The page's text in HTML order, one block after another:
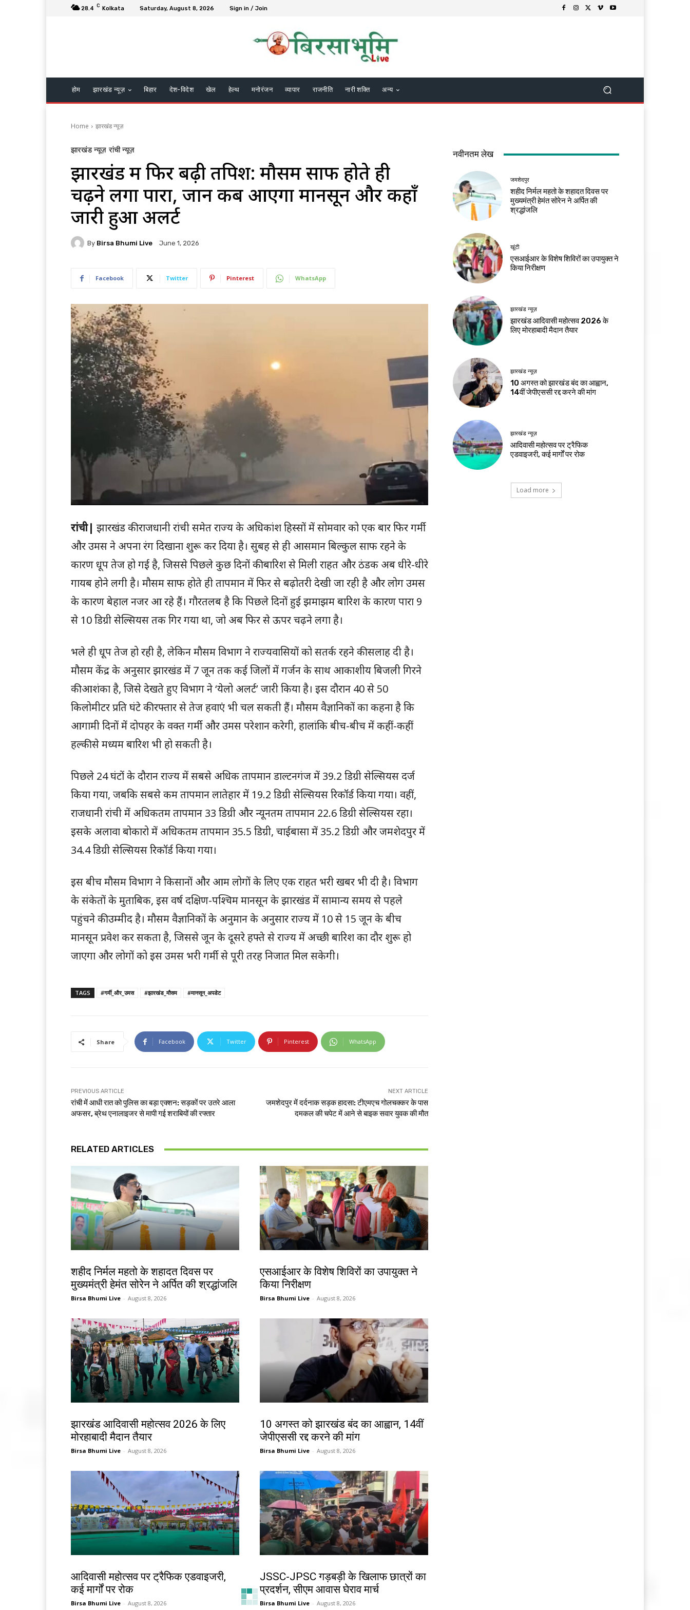
28.4 C Kolkata Saturday, August 8, 2026 Sign in / Join
होम झारखंड न्यूज़ बिहार देश-विदेश खेल हेल्थ मनोरंजन व्यापार राजनीति नारी शक्ति अन्य
Home झारखंड न्यूज़
झारखंड न्यूज़ रांची न्यूज़
झारखंड में फिर बढ़ी तपिश: मौसम साफ होते ही
चढ़ने लगा पारा, जानें कब आएगा मानसून और कहाँ
जारी हुआ अलर्ट
By Birsa Bhumi Live June 1, 2026
Facebook Twitter Pinterest WhatsApp
रांची| झारखंड की राजधानी रांची समेत राज्य के अधिकांश हिस्सों में सोमवार को एक बार फिर गर्मी
और उमस ने अपना रंग दिखाना शुरू कर दिया है। सुबह से ही आसमान बिल्कुल साफ रहने के
कारण धूप तेज हो गई है, जिससे पिछले कुछ दिनों की बारिश से मिली राहत और ठंडक अब धीरे-धीरे
गायब होने लगी है। मौसम साफ होते ही तापमान में फिर से बढ़ोतरी देखी जा रही है और लोग उमस
के कारण बेहाल नजर आ रहे हैं। गौरतलब है कि पिछले दिनों हुई झमाझम बारिश के कारण पारा 9
से 10 डिग्री सेल्सियस तक गिर गया था, जो अब फिर से ऊपर चढ़ने लगा है।
भले ही धूप तेज हो रही है, लेकिन मौसम विभाग ने राज्यवासियों को सतर्क रहने की सलाह दी है।
मौसम केंद्र के अनुसार झारखंड में 7 जून तक कई जिलों में गर्जन के साथ आकाशीय बिजली गिरने
की आशंका है, जिसे देखते हुए विभाग ने ‘येलो अलर्ट’ जारी किया है। इस दौरान 40 से 50
किलोमीटर प्रति घंटे की रफ्तार से तेज हवाएं भी चल सकती हैं। मौसम वैज्ञानिकों का कहना है कि
आगामी दिनों में दोपहर के वक्त गर्मी और उमस परेशान करेगी, हालांकि बीच-बीच में कहीं-कहीं
हल्की से मध्यम बारिश भी हो सकती है।
पिछले 24 घंटों के दौरान राज्य में सबसे अधिक तापमान डाल्टनगंज में 39.2 डिग्री सेल्सियस दर्ज
किया गया, जबकि सबसे कम तापमान लातेहार में 19.2 डिग्री सेल्सियस रिकॉर्ड किया गया। वहीं,
राजधानी रांची में अधिकतम तापमान 33 डिग्री और न्यूनतम तापमान 22.6 डिग्री सेल्सियस रहा।
इसके अलावा बोकारो में अधिकतम तापमान 35.5 डिग्री, चाईबासा में 35.2 डिग्री और जमशेदपुर में
34.4 डिग्री सेल्सियस रिकॉर्ड किया गया।
इस बीच मौसम विभाग ने किसानों और आम लोगों के लिए एक राहत भरी खबर भी दी है। विभाग
के संकेतों के मुताबिक, इस वर्ष दक्षिण-पश्चिम मानसून के झारखंड में सामान्य समय से पहले
पहुंचने की उम्मीद है। मौसम वैज्ञानिकों के अनुमान के अनुसार राज्य में 10 से 15 जून के बीच
मानसून प्रवेश कर सकता है, जिससे जून के दूसरे हफ्ते से राज्य में अच्छी बारिश का दौर शुरू हो
जाएगा और लोगों को इस उमस भरी गर्मी से पूरी तरह निजात मिल सकेगी।
TAGS #गर्मी_और_उमस #झारखंड_मौसम #मानसून_अपडेट
Share Facebook Twitter Pinterest WhatsApp
PREVIOUS ARTICLE
रांची में आधी रात को पुलिस का बड़ा एक्शन: सड़कों पर उतरे आला
अफसर, ब्रेथ एनालाइजर से मापी गई शराबियों की रफ्तार
NEXT ARTICLE
जमशेदपुर में दर्दनाक सड़क हादसा: टीएमएच गोलचक्कर के पास
दमकल की चपेट में आने से बाइक सवार युवक की मौत
RELATED ARTICLES
शहीद निर्मल महतो के शहादत दिवस पर
मुख्यमंत्री हेमंत सोरेन ने अर्पित की श्रद्धांजलि
Birsa Bhumi Live - August 8, 2026
एसआईआर के विशेष शिविरों का उपायुक्त ने
किया निरीक्षण
Birsa Bhumi Live - August 8, 2026
झारखंड आदिवासी महोत्सव 2026 के लिए
मोरहाबादी मैदान तैयार
Birsa Bhumi Live - August 8, 2026
10 अगस्त को झारखंड बंद का आह्वान, 14वीं
जेपीएससी रद्द करने की मांग
Birsa Bhumi Live - August 8, 2026
आदिवासी महोत्सव पर ट्रैफिक एडवाइजरी,
कई मार्गों पर रोक
Birsa Bhumi Live - August 8, 2026
JSSC-JPSC गड़बड़ी के खिलाफ छात्रों का
प्रदर्शन, सीएम आवास घेराव मार्च
Birsa Bhumi Live - August 8, 2026
नवीनतम लेख
जमशेदपुर
शहीद निर्मल महतो के शहादत दिवस पर
मुख्यमंत्री हेमंत सोरेन ने अर्पित की
श्रद्धांजलि
खूंटी
एसआईआर के विशेष शिविरों का उपायुक्त ने
किया निरीक्षण
झारखंड न्यूज़
झारखंड आदिवासी महोत्सव 2026 के
लिए मोरहाबादी मैदान तैयार
झारखंड न्यूज़
10 अगस्त को झारखंड बंद का आह्वान,
14वीं जेपीएससी रद्द करने की मांग
झारखंड न्यूज़
आदिवासी महोत्सव पर ट्रैफिक
एडवाइजरी, कई मार्गों पर रोक
Load more